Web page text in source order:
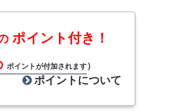
ポイント付き！
ポイントが付加されます）
ポイントについて